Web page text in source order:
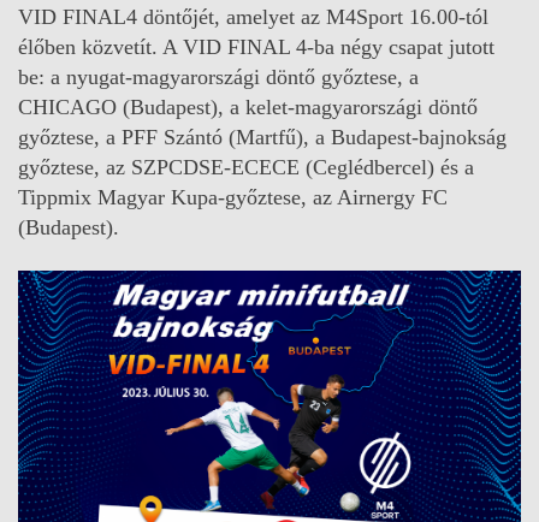
VID FINAL4 döntőjét, amelyet az M4Sport 16.00-tól
élőben közvetít. A VID FINAL 4-ba négy csapat jutott
be: a nyugat-magyarországi döntő győztese, a
CHICAGO (Budapest), a kelet-magyarországi döntő
győztese, a PFF Szántó (Martfű), a Budapest-bajnokság
győztese, az SZPCDSE-ECECE (Ceglédbercel) és a
Tippmix Magyar Kupa-győztese, az Airnergy FC
(Budapest).